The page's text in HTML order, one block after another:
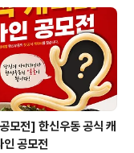
보
컬
모전] 한신우동 공식 캐
인 공모전